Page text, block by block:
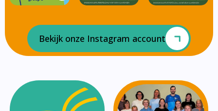
Bekijk onze Instagram account